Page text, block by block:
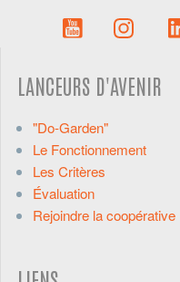
LANCEURS D'AVENIR
"Do-Garden"
Le Fonctionnement
Les Critères
Évaluation
Rejoindre la coopérative